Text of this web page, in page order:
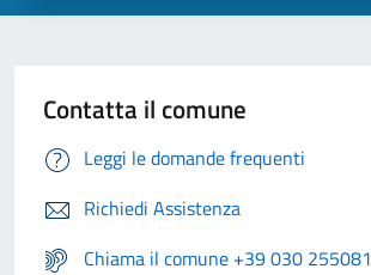
Contatta il comune
Leggi le domande frequenti
Richiedi Assistenza
Chiama il comune +39 030